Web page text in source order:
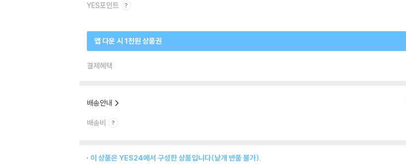
YES포인트
앱 다운 시 1천원 상품권
결제혜택
배송안내
배송비
이 상품은 YES24에서 구성한 상품입니다(낱개 반품 불가).